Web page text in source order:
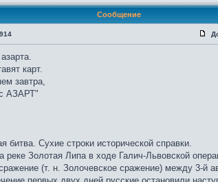
Сообщение
карт.
завтра,
АЗАРТ"
битва. Сухие строки исторической справки.
реке Золотая Липа в ходе Галич-Львовской
(т. н. Золочевское сражение) между 3-й